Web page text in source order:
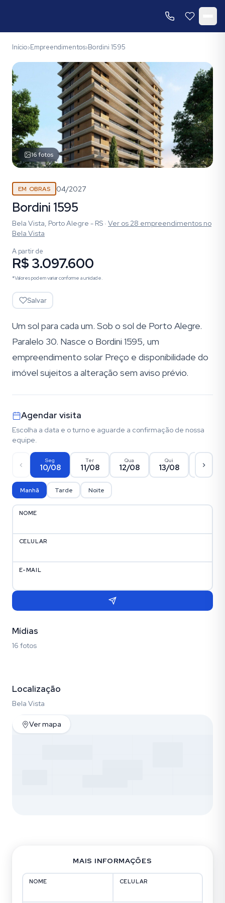
Início›Empreendimentos›Bordini 1595
16fotos
EM OBRAS 04/2027
Bordini 1595
Bela Vista, Porto Alegre - RS · Ver os 28 empreendimentos no
Bela Vista
A partir de
R$ 3.097.600
*Valores podem variar conforme a unidade.
Salvar
Um sol para cada um. Sob o sol de Porto Alegre.
Paralelo 30. Nasce o Bordini 1595, um
empreendimento solar Preço e disponibilidade do
imóvel sujeitos a alteração sem aviso prévio.
Agendar visita
Escolha a data e o turno e aguarde a confirmação de nossa
equipe.
Seg
10/08
Ter
11/08
Qua
12/08
Qui
13/08 14/08
Manhã Tarde Noite
NOME
CELULAR
E-MAIL
Mídias
16 fotos
Localização
Bela Vista
Ver mapa
MAIS INFORMAÇÕES
NOME CELULAR